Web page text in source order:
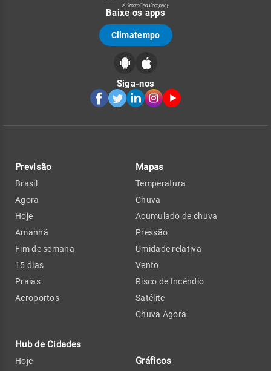
Baixe os apps
Climatempo
Siga-nos
Previsão
Brasil
Agora
Hoje
Amanhã
Fim de semana
15 dias
Praias
Aeroportos
Hub de Cidades
Hoje
Mapas
Temperatura
Chuva
Acumulado de chuva
Pressão
Umidade relativa
Vento
Risco de Incêndio
Satélite
Chuva Agora
Gráficos